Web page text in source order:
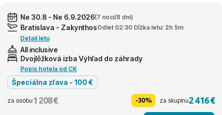
Ne 30.8 - Ne 6.9.2026(7 nocí/8 dní)
Bratislava - ZakynthosOdlet 02:30 Dĺžka letu: 2h 5m
Detail letu
All inclusive
Dvojlôžková izba Výhľad do záhrady
Popis hotela od CK
Špeciálna zľava - 100 €
za osobu 1 208 € -30% za skupinu2 416 €